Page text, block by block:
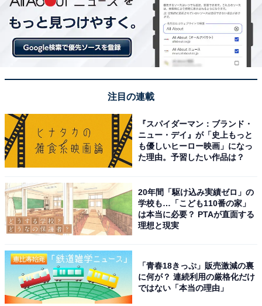
第1位：同志社大学（25.5%）
1位は、「同志社大学」が獲得。志願したい大学の関西
ランキングでは、総合・男子・女子で4位にランクイン
しています。
明治時代の教育家・新島襄によって1875年に創立した私
立大学で、2022年8月現在は14学部34学科16研究科に、
約2万7000人が在籍する総合大学へと成長しています。
大学の公式サイトでも「自由な校風」を特徴としている
ように、学生自ら主体的に行動し、さまざまなことへの
注目の連載
『スパイダーマン：ブランド・
ニュー・デイ』が「史上もっと
も優しいヒーロー映画」になっ
た理由。予習したい作品は？
20年間「駆け込み実績ゼロ」の
学校も…「こども110番の家」
は本当に必要？ PTAが直面する
理想と現実
「青春18きっぷ」販売激減の裏
に何が？ 連続利用の厳格化だけ
ではない「本当の理由」